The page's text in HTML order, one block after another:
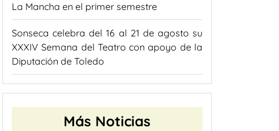
La Mancha en el primer semestre
Sonseca celebra del 16 al 21 de agosto su
XXXIV Semana del Teatro con apoyo de la
Diputación de Toledo
Más Noticias